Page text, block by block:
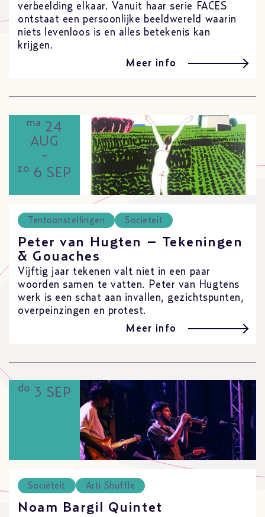
verbeelding elkaar. Vanuit haar serie FACES
ontstaat een persoonlijke beeldwereld waarin
niets levenloos is en alles betekenis kan
krijgen.
Meer info
ma 24
AUG
-
zo 6 SEP
Tentoonstellingen Sociëteit
Peter van Hugten – Tekeningen
& Gouaches
Vijftig jaar tekenen valt niet in een paar
woorden samen te vatten. Peter van Hugtens
werk is een schat aan invallen, gezichtspunten,
overpeinzingen en protest.
Meer info
do 3 SEP
Sociëteit Arti Shuffle
Noam Bargil Quintet